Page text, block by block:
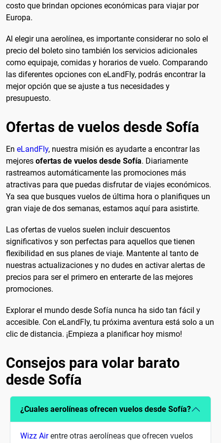
costo que brindan opciones económicas para viajar por
Europa.
Al elegir una aerolínea, es importante considerar no solo el
precio del boleto sino también los servicios adicionales
como equipaje, comidas y horarios de vuelo. Comparando
las diferentes opciones con eLandFly, podrás encontrar la
mejor opción que se ajuste a tus necesidades y
presupuesto.
Ofertas de vuelos desde Sofía
En eLandFly, nuestra misión es ayudarte a encontrar las
mejores ofertas de vuelos desde Sofía. Diariamente
rastreamos automáticamente las promociones más
atractivas para que puedas disfrutar de viajes económicos.
Ya sea que busques vuelos de última hora o planifiques un
gran viaje de dos semanas, estamos aquí para asistirte.
Las ofertas de vuelos suelen incluir descuentos
significativos y son perfectas para aquellos que tienen
flexibilidad en sus planes de viaje. Mantente al tanto de
nuestras actualizaciones y no dudes en activar alertas de
precios para ser el primero en enterarte de las mejores
promociones.
Explorar el mundo desde Sofía nunca ha sido tan fácil y
accesible. Con eLandFly, tu próxima aventura está solo a un
clic de distancia. ¡Empieza a planificar hoy mismo!
Consejos para volar barato
desde Sofía
¿Cuales aerolíneas ofrecen vuelos desde Sofía?
Wizz Airentre otras aerolíneas que ofrecen vuelos